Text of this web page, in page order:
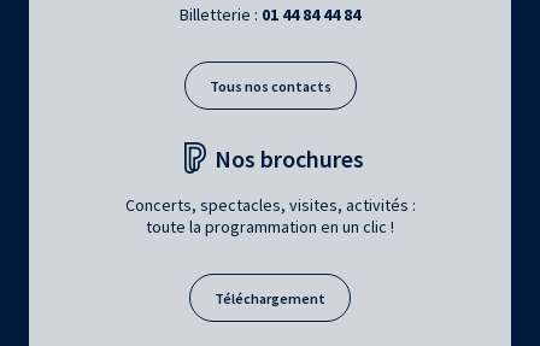
Billetterie : 01 44 84 44 84
Tous nos contacts
Nos brochures
Concerts, spectacles, visites, activités :
toute la programmation en un clic !
Téléchargement